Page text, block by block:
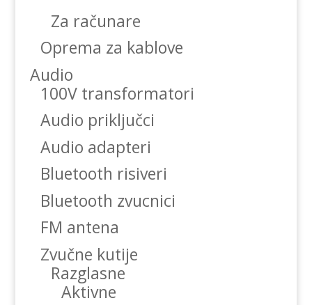
Za računare
Oprema za kablove
Audio
100V transformatori
Audio priključci
Audio adapteri
Bluetooth risiveri
Bluetooth zvucnici
FM antena
Zvučne kutije
Razglasne
Aktivne